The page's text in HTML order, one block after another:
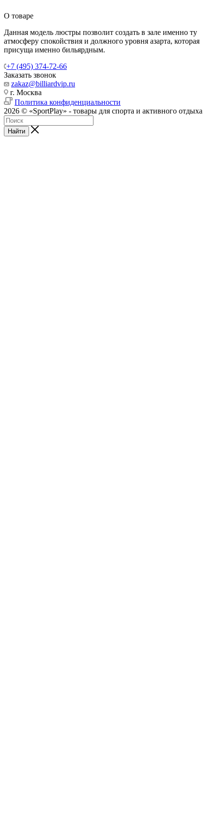
О товаре
Данная модель люстры позволит создать в зале именно ту
атмосферу спокойствия и должного уровня азарта, которая
присуща именно бильярдным.
+7 (495) 374-72-66
Заказать звонок
zakaz@billiardvip.ru
г. Москва
Политика конфиденциальности
2026 © «SportPlay» - товары для спорта и активного отдыха
Найти